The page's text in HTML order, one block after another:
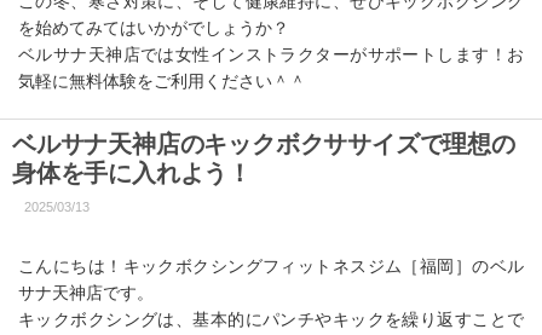
を始めてみてはいかがでしょうか？
ベルサナ天神店では女性インストラクターがサポートします！お
気軽に無料体験をご利用ください＾＾
ベルサナ天神店のキックボクササイズで理想の
身体を手に入れよう！
2025/03/13
こんにちは！キックボクシングフィットネスジム［福岡］のベル
サナ天神店です。
キックボクシングは、基本的にパンチやキックを繰り返すことで